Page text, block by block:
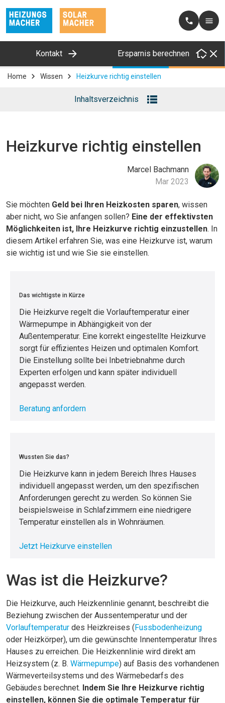
Kontakt Ersparnis berechnen
Home Wissen Heizkurve richtig einstellen
Inhaltsverzeichnis
Heizkurve richtig einstellen
Marcel Bachmann
Mar 2023
Sie möchten Geld bei Ihren Heizkosten sparen, wissen
aber nicht, wo Sie anfangen sollen? Eine der effektivsten
Möglichkeiten ist, Ihre Heizkurve richtig einzustellen. In
diesem Artikel erfahren Sie, was eine Heizkurve ist, warum
sie wichtig ist und wie Sie sie einstellen.
Das wichtigste in Kürze
Die Heizkurve regelt die Vorlauftemperatur einer
Wärmepumpe in Abhängigkeit von der
Außentemperatur. Eine korrekt eingestellte Heizkurve
sorgt für effizientes Heizen und optimalen Komfort.
Die Einstellung sollte bei Inbetriebnahme durch
Experten erfolgen und kann später individuell
angepasst werden.
Beratung anfordern
Wussten Sie das?
Die Heizkurve kann in jedem Bereich Ihres Hauses
individuell angepasst werden, um den spezifischen
Anforderungen gerecht zu werden. So können Sie
beispielsweise in Schlafzimmern eine niedrigere
Temperatur einstellen als in Wohnräumen.
Jetzt Heizkurve einstellen
Was ist die Heizkurve?
Die Heizkurve, auch Heizkennlinie genannt, beschreibt die
Beziehung zwischen der Aussentemperatur und der
Vorlauftemperatur des Heizkreises (Fussbodenheizung
oder Heizkörper), um die gewünschte Innentemperatur Ihres
Hauses zu erreichen. Die Heizkennlinie wird direkt am
Heizsystem (z. B. Wärmepumpe) auf Basis des vorhandenen
Wärmeverteilsystems und des Wärmebedarfs des
Gebäudes berechnet. Indem Sie Ihre Heizkurve richtig
einstellen, können Sie die optimale Temperatur für